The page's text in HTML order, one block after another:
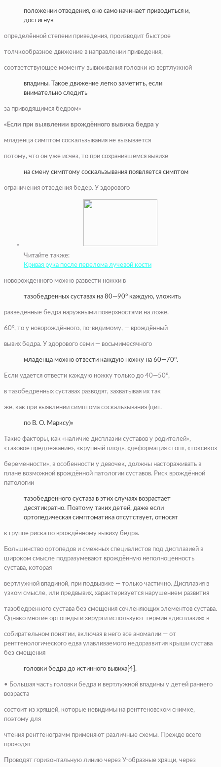
положении отведения, оно само начинает приводиться и,
достигнув
определённой степени приведения, производит быстрое
толчкообразное движение в направлении приведения,
соответствующее моменту вывихивания головки из вертлужной
впадины. Такое движение легко заметить, если
внимательно следить
за приводящимся бедром»
«Если при выявлении врождённого вывиха бедра у
младенца симптом соскальзывания не вызывается
потому, что он уже исчез, то при сохранившемся вывихе
на смену симптому соскальзывания появляется симптом
ограничения отведения бедер. У здорового
Читайте также:
Кривая рука после перелома лучевой кости
новорождённого можно развести ножки в
тазобедренных суставах на 80—90° каждую, уложить
разведенные бедра наружными поверхностями на ложе.
60°, то у новорождённого, по-видимому, — врождённый
вывих бедра. У здорового семи — восьмимесячного
младенца можно отвести каждую ножку на 60—70°.
Если удается отвести каждую ножку только до 40—50°,
в тазобедренных суставах разводят, захватывая их так
же, как при выявлении симптома соскальзывания (цит.
по В. О. Марксу)»
Такие факторы, как «наличие дисплазии суставов у родителей»,
«тазовое предлежание», «крупный плод», «деформация стоп», «токсикоз
беременности», в особенности у девочек, должны настораживать в
плане возможной врождённой патологии суставов. Риск врождённой
патологии
тазобедренного сустава в этих случаях возрастает
десятикратно. Поэтому таких детей, даже если
ортопедическая симптоматика отсутствует, относят
к группе риска по врождённому вывиху бедра.
Большинство ортопедов и смежных специалистов под дисплазией в
широком смысле подразумевают врождённую неполноценность
сустава, которая
вертлужной впадиной, при подвывихе — только частично. Дисплазия в
узком смысле, или предвывих, характеризуется нарушением развития
тазобедренного сустава без смещения сочленяющих элементов сустава.
Однако многие ортопеды и хирурги используют термин «дисплазия» в
собирательном понятии, включая в него все аномалии — от
рентгенологического едва улавливаемого недоразвития крыши сустава
без смещения
головки бедра до истинного вывиха[4].
• Большая часть головки бедра и вертлужной впадины у детей раннего
возраста
состоит из хрящей, которые невидимы на рентгеновском снимке,
поэтому для
чтения рентгенограмм применяют различные схемы. Прежде всего
проводят
Проводят горизонтальную линию через У-образные хрящи, через